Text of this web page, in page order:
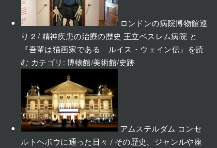
ロンドンの病院博物館巡
り 2 / 精神疾患の治療の歴史 王立ベスレム病院 と
『吾輩は猫画家である ルイス・ウェイン伝』を読
む カテゴリ:博物館/美術館/史跡
アムステルダム コンセ
ルトヘボウに通った日々 / その歴史、ジャンルや座